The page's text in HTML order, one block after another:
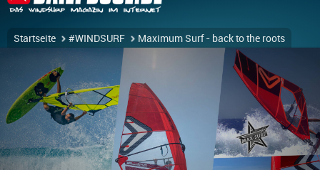
Startseite #WINDSURF Maximum Surf - back to the roots